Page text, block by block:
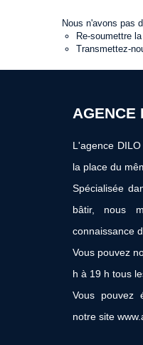
Nous n'avons pas
Re-soumettre
Transmettez-
AGENCE
L'agence
la place du
Spécialisée
bâtir, nous
connaissance
Vous pouvez
h à 19 h tous
Vous pouvez
notre site